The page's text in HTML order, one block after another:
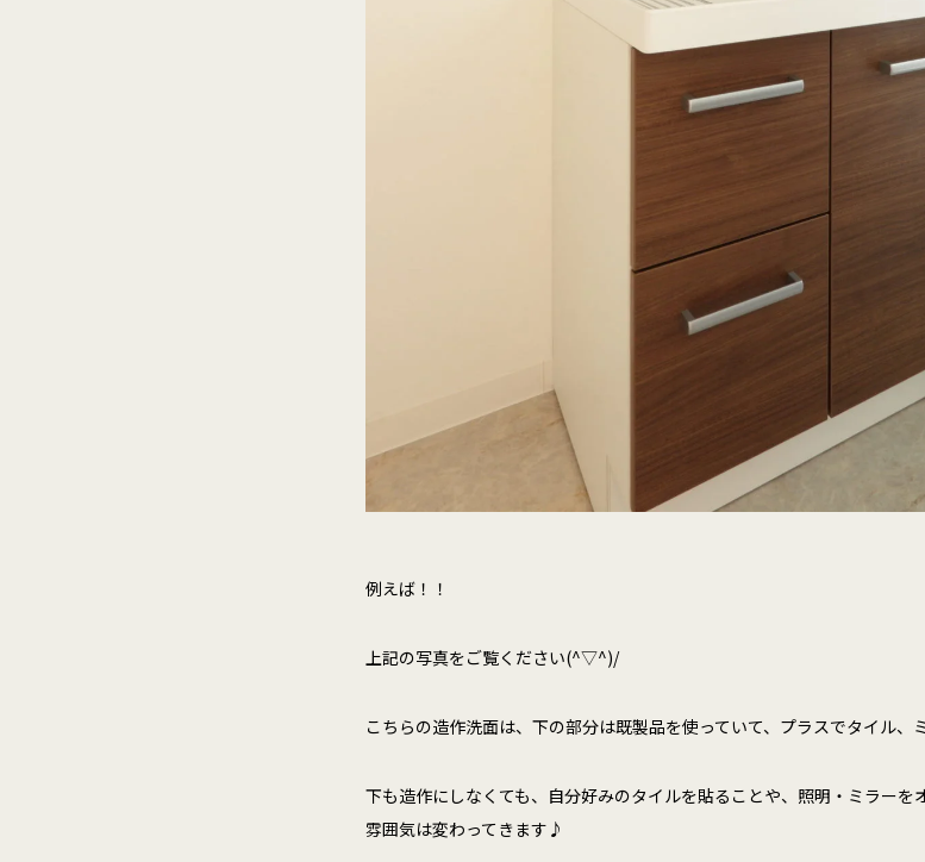
例えば！！
上記の写真をご覧ください(^▽^)/
こちらの造作洗面は、下の部分は既製品を使っていて、プラスでタイル、
下も造作にしなくても、自分好みのタイルを貼ることや、照明・ミラーを
雰囲気は変わってきます♪